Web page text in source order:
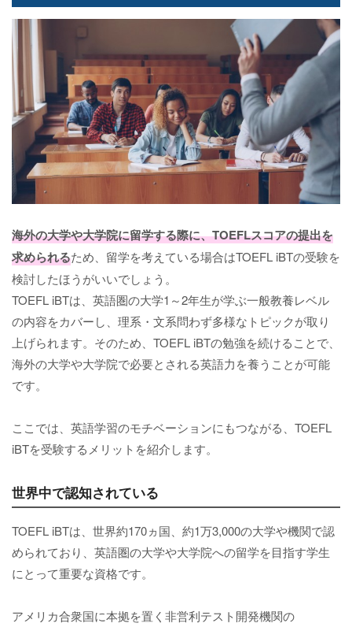
海外の大学や大学院に留学する際に、TOEFLスコアの提出を
求められるため、留学を考えている場合はTOEFL iBTの受験を
検討したほうがいいでしょう。
TOEFL iBTは、英語圏の大学1～2年生が学ぶ一般教養レベル
の内容をカバーし、理系・文系問わず多様なトピックが取り
上げられます。そのため、TOEFL iBTの勉強を続けることで、
海外の大学や大学院で必要とされる英語力を養うことが可能
です。
ここでは、英語学習のモチベーションにもつながる、TOEFL
iBTを受験するメリットを紹介します。
世界中で認知されている
TOEFL iBTは、世界約170ヵ国、約1万3,000の大学や機関で認
められており、英語圏の大学や大学院への留学を目指す学生
にとって重要な資格です。
アメリカ合衆国に本拠を置く非営利テスト開発機関の